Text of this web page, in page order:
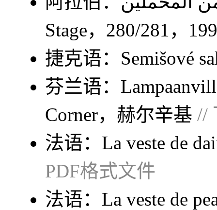
Stage，280/281，
捷克语： Semišové
芬兰语：
Corner，赫尔辛基 //
法语： La veste de
PDF格式文件
法语： La veste de